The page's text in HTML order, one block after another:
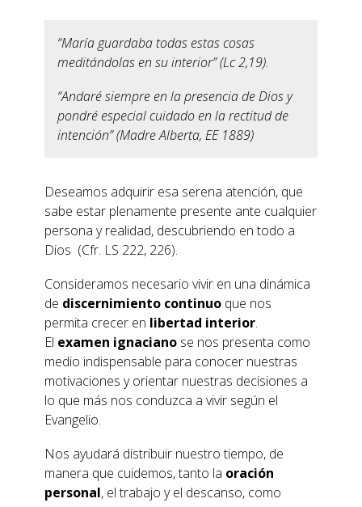
“María guardaba todas estas cosas
meditándolas en su interior” (Lc 2,19).
“Andaré siempre en la presencia de Dios y
pondré especial cuidado en la rectitud de
intención” (Madre Alberta, EE 1889)
Deseamos adquirir esa serena atención, que
sabe estar plenamente presente ante cualquier
persona y realidad, descubriendo en todo a
Dios (Cfr. LS 222, 226).
Consideramos necesario vivir en una dinámica
de discernimiento continuo que nos
permita crecer en libertad interior.
El examen ignaciano se nos presenta como
medio indispensable para conocer nuestras
motivaciones y orientar nuestras decisiones a
lo que más nos conduzca a vivir según el
Evangelio.
Nos ayudará distribuir nuestro tiempo, de
manera que cuidemos, tanto la oración
personal, el trabajo y el descanso, como